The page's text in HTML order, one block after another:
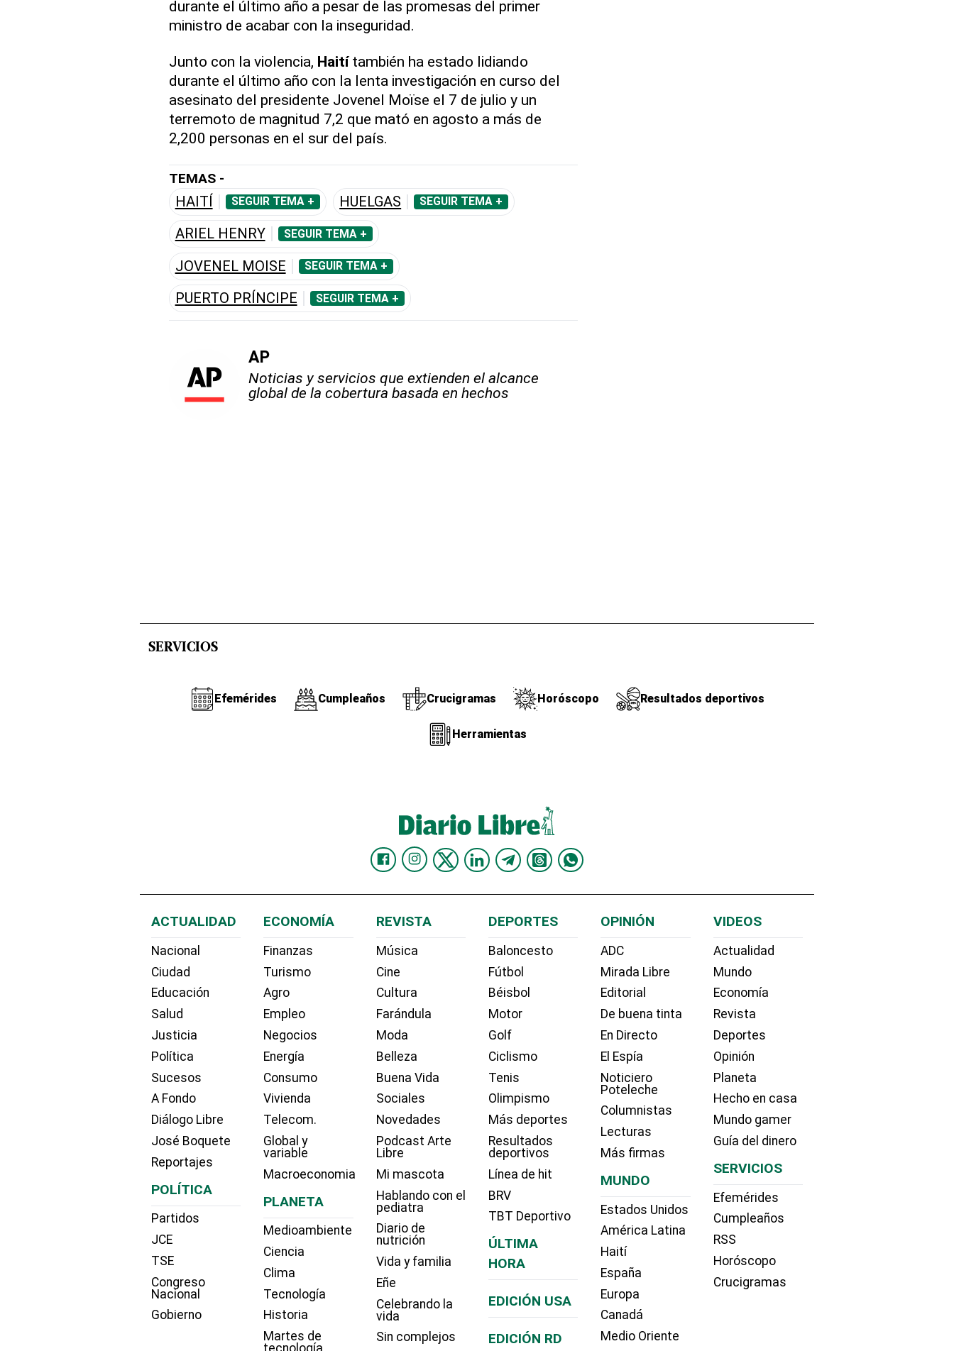
durante el último año a pesar de las promesas del primer
ministro de acabar con la inseguridad.
Junto con la violencia, Haitítambién ha estado lidiando
durante el último año con la lenta investigación en curso del
asesinato del presidente Jovenel Moïse el 7 de julio y un
terremoto de magnitud 7,2 que mató en agosto a más de
2,200 personas en el sur del país.
TEMAS -
HAITÍ SEGUIR TEMA + HUELGAS SEGUIR TEMA +
ARIEL HENRY SEGUIR TEMA +
JOVENEL MOISE SEGUIR TEMA +
PUERTO PRÍNCIPE SEGUIR TEMA +
AP
Noticias y servicios que extienden el alcance
global de la cobertura basada en hechos
SERVICIOS
Efemérides Cumpleaños Crucigramas Horóscopo Resultados deportivos
Herramientas
ACTUALIDAD
Nacional
Ciudad
Educación
Salud
Justicia
Política
Sucesos
A Fondo
Diálogo Libre
José Boquete
Reportajes
POLÍTICA
Partidos
JCE
TSE
Congreso
Nacional
Gobierno
ECONOMÍA
Finanzas
Turismo
Agro
Empleo
Negocios
Energía
Consumo
Vivienda
Telecom.
Global y
variable
Macroeconomia
PLANETA
Medioambiente
Ciencia
Clima
Tecnología
Historia
Martes de
REVISTA
Música
Cine
Cultura
Farándula
Moda
Belleza
Buena Vida
Sociales
Novedades
Podcast Arte
Libre
Mi mascota
Hablando con el
pediatra
Diario de
nutrición
Vida y familia
Eñe
Celebrando la
vida
Sin complejos
DEPORTES
Baloncesto
Fútbol
Béisbol
Motor
Golf
Ciclismo
Tenis
Olimpismo
Más deportes
Resultados
deportivos
Línea de hit
BRV
TBT Deportivo
ÚLTIMA
HORA
EDICIÓN USA
EDICIÓN RD
OPINIÓN
ADC
Mirada Libre
Editorial
De buena tinta
En Directo
El Espía
Noticiero
Poteleche
Columnistas
Lecturas
Más firmas
MUNDO
Estados Unidos
América Latina
Haití
España
Europa
Canadá
Medio Oriente
VIDEOS
Actualidad
Mundo
Economía
Revista
Deportes
Opinión
Planeta
Hecho en casa
Mundo gamer
Guía del dinero
SERVICIOS
Efemérides
Cumpleaños
RSS
Horóscopo
Crucigramas